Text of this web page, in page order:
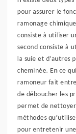
pour assurer le
ramonage
consiste à utiliser
second consiste à
la suie et d’autres
cheminée. En ce
ramoneur fait
de déboucher les
permet de
méthodes
pour entretenir